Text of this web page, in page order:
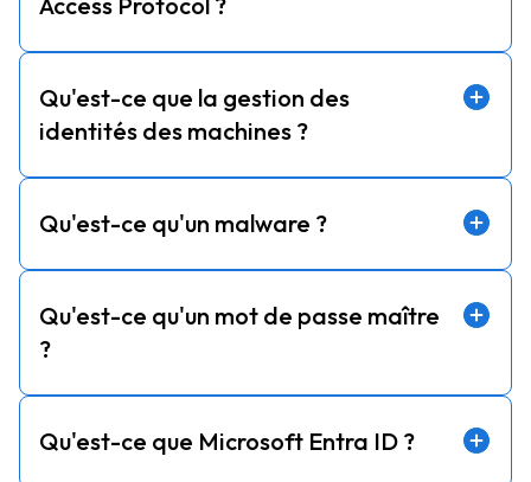
Qu'est-ce que la gestion des
identités des machines ?
Qu'est-ce qu'un malware ?
Qu'est-ce qu'un mot de passe maître
?
Qu'est-ce que Microsoft Entra ID ?